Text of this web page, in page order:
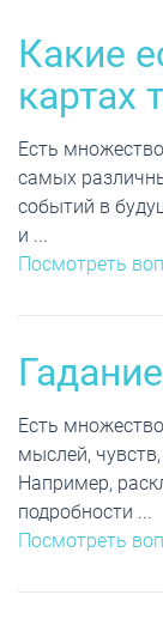
Какие
картах
Есть
самых
событий в
и ...
Посмотреть
Есть
мыслей,
Например,
подробности ...
Посмотреть